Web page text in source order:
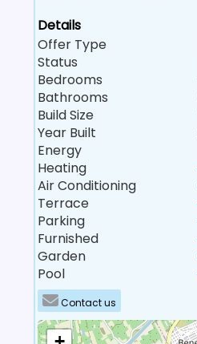
Details
Offer Type
Status
Bedrooms
Bathrooms
Build Size
Year Built
Energy
Heating
Air Conditioning
Terrace
Parking
Furnished
Garden
Pool
Contact us